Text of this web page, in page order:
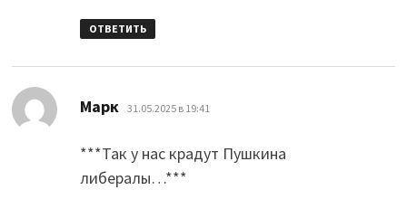
ОТВЕТИТЬ
Марк 31.05.2025 в 19:41
***Так у нас крадут Пушкина
либералы…***